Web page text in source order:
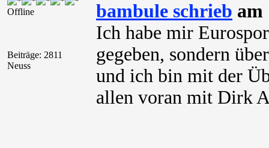
Offline
Beiträge: 2811
Neuss
bambule schrieb am
Ich habe mir
gegeben, sondern
und ich bin mit der
allen voran mit Dirk